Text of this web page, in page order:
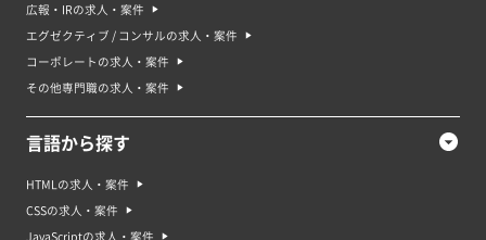
JavaScriptは、Web開発において欠かせない言語であり、そのため将来性が
バイルアプリの開発も可能であり、そのような案件もあります。さらに、
Node.jsを使えばサーバーサイドでのJavaScriptプログラミングもできるた
は、将来もWeb開発において欠かせない言語であるため、将来性が高く、今
後も市場需要が増えると予測されます。 JavaScriptエンジニアのキャリアと
しては、さまざまな分野で求められるスキルであるため、キャリアアップの
ためにも有用な職業です。
JavaScript案件・求人のよくある質問
Q. JavaScriptはどのような言語ですか？
広報・IRの求人・案件
エグゼクティブ / コンサルの求人・案件
コーポレートの求人・案件
その他専門職の求人・案件
言語から探す
HTMLの求人・案件
CSSの求人・案件
JavaScriptの求人・案件